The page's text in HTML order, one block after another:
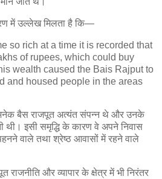
में उल्लेख मिलता है कि—
so rich at a time it is recorded that
of rupees, which could buy
wealth caused the Bais Rajput to
and housed people in the areas
बैस राजपूत अत्यंत संपन्न थे और उनके
थी। इसी समृद्धि के कारण वे अपने निवास
वाले तथा श्रेष्ठ आवासों में रहने वाले
राजनीति और व्यापार के क्षेत्र में भी निरंतर